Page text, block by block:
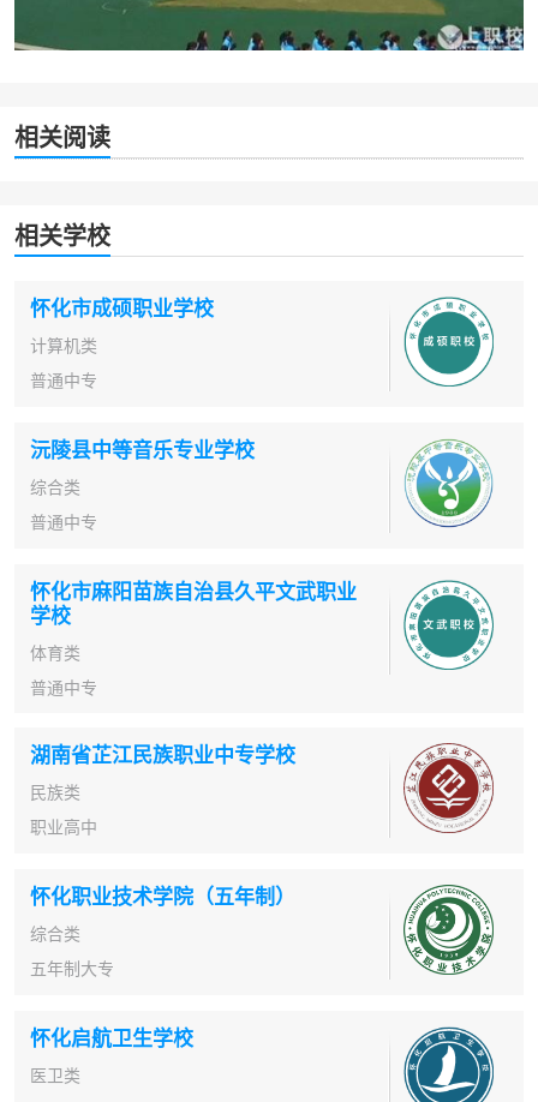
相关阅读
相关学校
怀化市成硕职业学校
计算机类
普通中专
沅陵县中等音乐专业学校
综合类
普通中专
怀化市麻阳苗族自治县久平文武职业
学校
体育类
普通中专
湖南省芷江民族职业中专学校
民族类
职业高中
怀化职业技术学院（五年制）
综合类
五年制大专
怀化启航卫生学校
医卫类